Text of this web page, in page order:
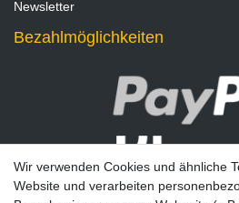
Newsletter
Bezahlmöglichkeiten
Wir verwenden Cookies und ähnliche
Website und verarbeiten